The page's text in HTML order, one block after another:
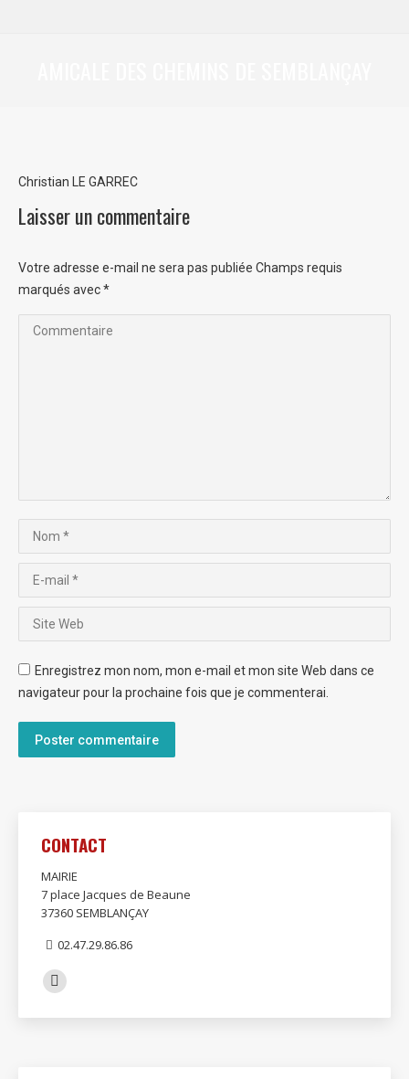
Christian LE GARREC
Laisser un commentaire
Votre adresse e-mail ne sera pas publiée Champs requis
marqués avec*
Commentaire
Nom *
E-mail *
Site Web
Enregistrez mon nom, mon e-mail et mon site Web dans ce
navigateur pour la prochaine fois que je commenterai.
Poster commentaire
CONTACT
MAIRIE
7 place Jacques de Beaune
37360 SEMBLANÇAY
02.47.29.86.86
Trouvez nous sur :
Facebook
page